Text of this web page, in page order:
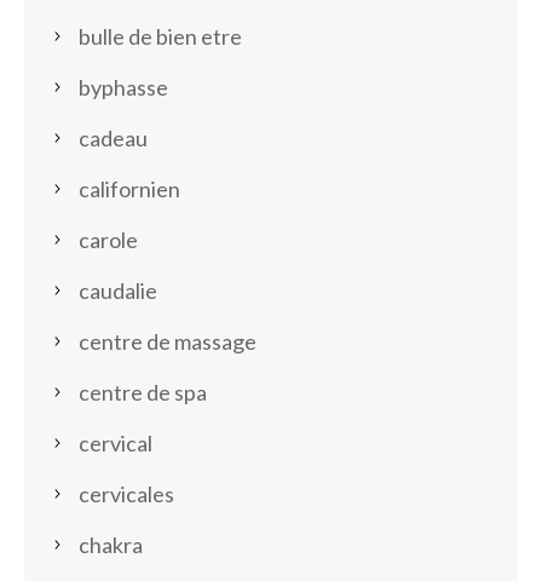
bulle de bien etre
byphasse
cadeau
californien
carole
caudalie
centre de massage
centre de spa
cervical
cervicales
chakra